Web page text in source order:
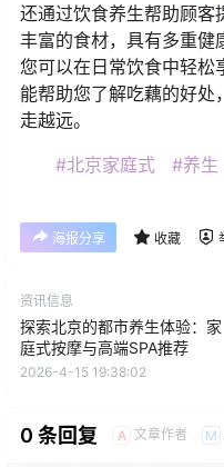
还通过饮食养生帮助顾客
丰富的食材，具有多重健
您可以在日常饮食中轻松
能帮助您了解吃藕的好处
走越远。
#北京家庭式
#养生
海报分享 收藏
资讯信息
探索北京的都市养生体验：家
庭式按摩与高端SPA推荐
2026-4-15 19:38:02
0 条回复 A 文章作者 M